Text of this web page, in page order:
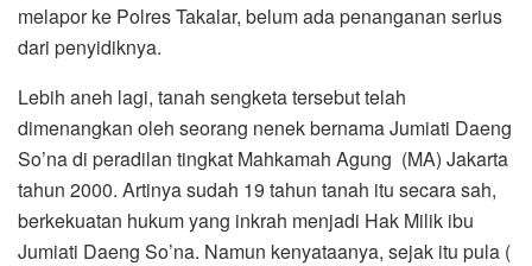
melapor ke Polres Takalar, belum ada penanganan serius
dari penyidiknya.
Lebih aneh lagi, tanah sengketa tersebut telah
dimenangkan oleh seorang nenek bernama Jumiati Daeng
So’na di peradilan tingkat Mahkamah Agung (MA) Jakarta
tahun 2000. Artinya sudah 19 tahun tanah itu secara sah,
berkekuatan hukum yang inkrah menjadi Hak Milik ibu
Jumiati Daeng So’na. Namun kenyataanya, sejak itu pula (